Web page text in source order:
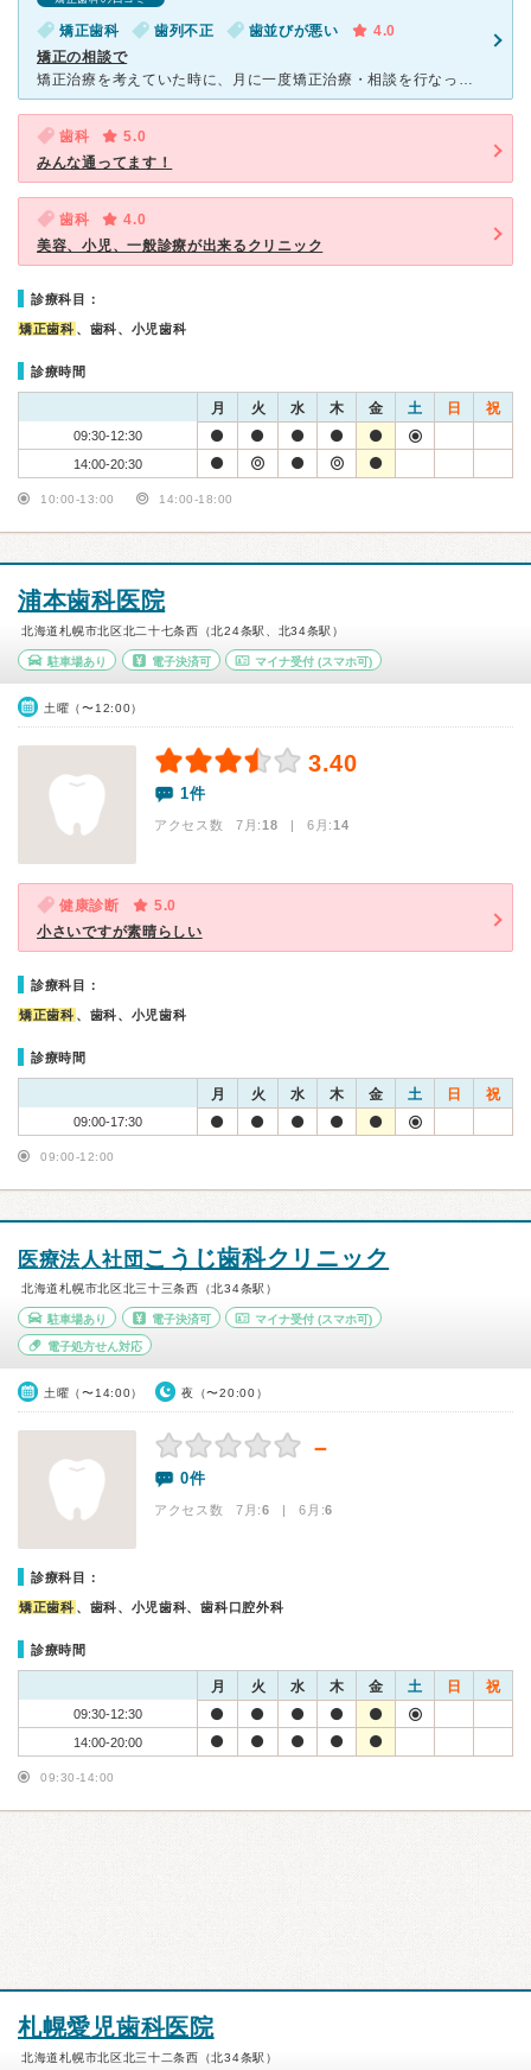
矯正歯科 歯列不正 歯並びが悪い
4.0
矯正の相談で
矯正治療を考えていた時に、月に一度矯正治療・相談を行なっているという日だったので、電話予約をし、受診しました。数人待合室にいてそれほど混んではいなかったです。先生はしっかりこちらの話を聞いてくれる良い
歯科
5.0
みんな通ってます！
歯科
4.0
美容、小児、一般診療が出来るクリニック
診療科目：
矯正歯科 、歯科、小児歯科
診療時間
月 火 水 木 金 土 日 祝
09:30-12:30
14:00-20:30
10:00-13:00 14:00-18:00
浦本歯科医院
北海道札幌市北区北二十七条西（北24条駅、北34条駅）
駐車場あり 電子決済可 マイナ受付 (スマホ可)
土曜（〜12:00）
3.40
1件
アクセス数 7月:18 | 6月:14
健康診断
5.0
小さいですが素晴らしい
診療科目：
矯正歯科 、歯科、小児歯科
診療時間
月 火 水 木 金 土 日 祝
09:00-17:30
09:00-12:00
医療法人社団 こうじ歯科クリニック
北海道札幌市北区北三十三条西（北34条駅）
駐車場あり 電子決済可 マイナ受付 (スマホ可)
電子処方せん対応
土曜（〜14:00） 夜（〜20:00）
－
0件
アクセス数 7月:6 | 6月:6
診療科目：
矯正歯科 、歯科、小児歯科、歯科口腔外科
診療時間
月 火 水 木 金 土 日 祝
09:30-12:30
14:00-20:00
09:30-14:00
札幌愛児歯科医院
北海道札幌市北区北三十二条西（北34条駅）